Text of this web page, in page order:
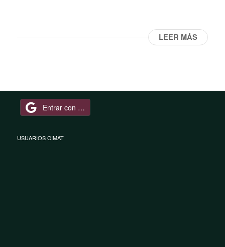
LEER MÁS
Entrar con Google
USUARIOS CIMAT